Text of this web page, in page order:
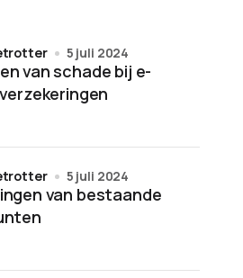
van schade bij e-
5 juli 2024
van bestaande
5 juli 2024